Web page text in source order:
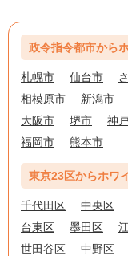
政令指令都市から
札幌市 仙台市
相模原市
新潟市
大阪市
堺市 神
福岡市
熊本市
東京23区からホワ
千代田区 中央区
台東区
墨田区
世田谷区
中野区